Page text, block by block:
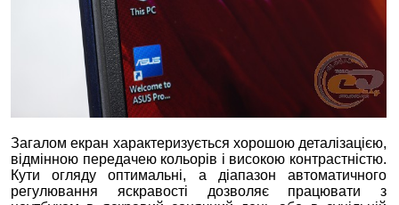
Загалом екран характеризується хорошою деталізацією,
відмінною передачею кольорів і високою контрастністю.
Кути огляду оптимальні, а діапазон автоматичного
регулювання яскравості дозволяє працювати з